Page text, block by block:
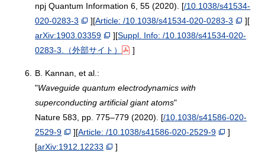
npj Quantum Information 6, 55 (2020). [/10.1038/s41534-
020-0283-3
][Article: /10.1038/s41534-020-0283-3
][
arXiv:1903.03359
][Suppl. Info: /10.1038/s41534-020-
0283-3.（外部サイト）
]
6.
B. Kannan, et al.:
"Waveguide quantum electrodynamics with
superconducting artificial giant atoms"
Nature 583, pp. 775–779 (2020). [/10.1038/s41586-020-
2529-9
][Article: /10.1038/s41586-020-2529-9
]
[arXiv:1912.12233 ]